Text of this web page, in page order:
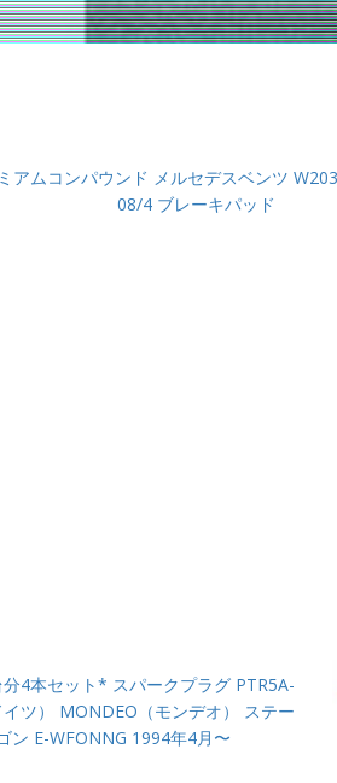
アムコンパウンド メルセデスベンツ
08/4 ブレーキパッド
4本セット* スパークプラグ PTR5A-
ツ） MONDEO（モンデオ） ステー
ン E-WFONNG 1994年4月〜